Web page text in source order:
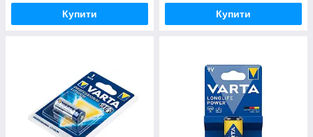
Купити Купити